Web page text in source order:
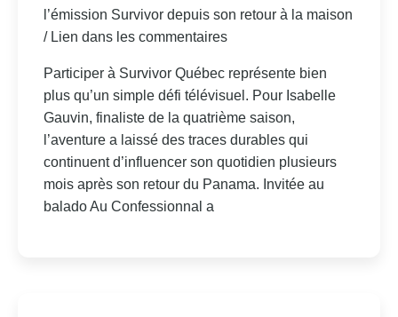
l’émission Survivor depuis son retour à la maison
/ Lien dans les commentaires
Participer à Survivor Québec représente bien
plus qu’un simple défi télévisuel. Pour Isabelle
Gauvin, finaliste de la quatrième saison,
l’aventure a laissé des traces durables qui
continuent d’influencer son quotidien plusieurs
mois après son retour du Panama. Invitée au
balado Au Confessionnal a